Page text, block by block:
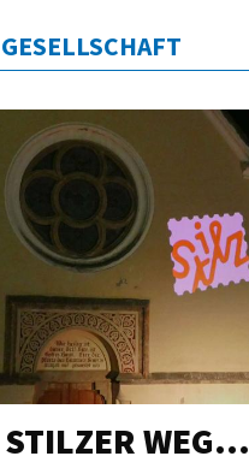
GESELLSCHAFT
STILZER WEG…